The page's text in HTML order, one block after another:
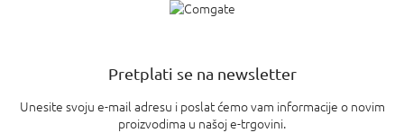
Pretplati se na newsletter
Unesite svoju e-mail adresu i poslat ćemo vam informacije o novim
proizvodima u našoj e-trgovini.